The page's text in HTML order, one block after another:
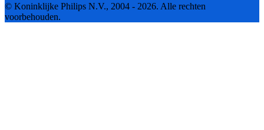
© Koninklijke Philips N.V., 2004 - 2026. Alle rechten
voorbehouden.